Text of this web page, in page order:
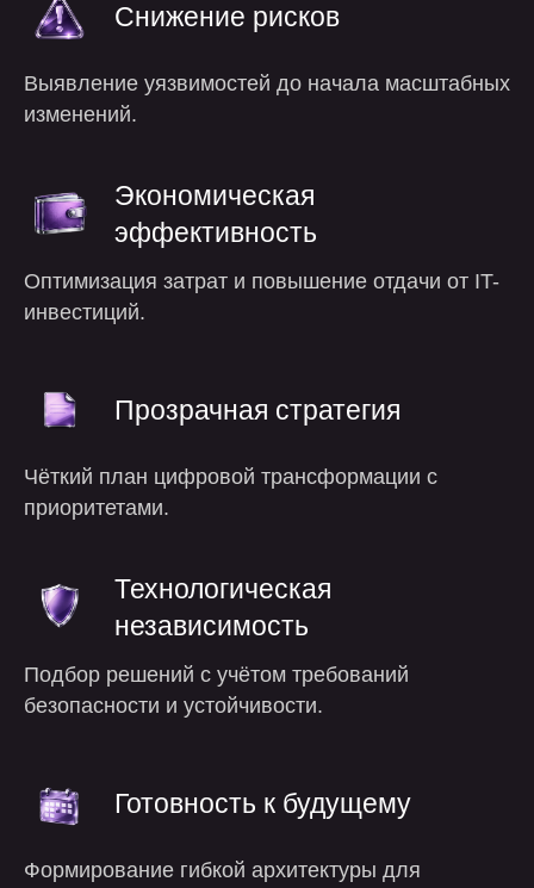
Снижение рисков
Выявление уязвимостей до начала масштабных
изменений.
Экономическая
эффективность
Оптимизация затрат и повышение отдачи от IT-
инвестиций.
Прозрачная стратегия
Чёткий план цифровой трансформации с
приоритетами.
Технологическая
независимость
Подбор решений с учётом требований
безопасности и устойчивости.
Готовность к будущему
Формирование гибкой архитектуры для
почему мы